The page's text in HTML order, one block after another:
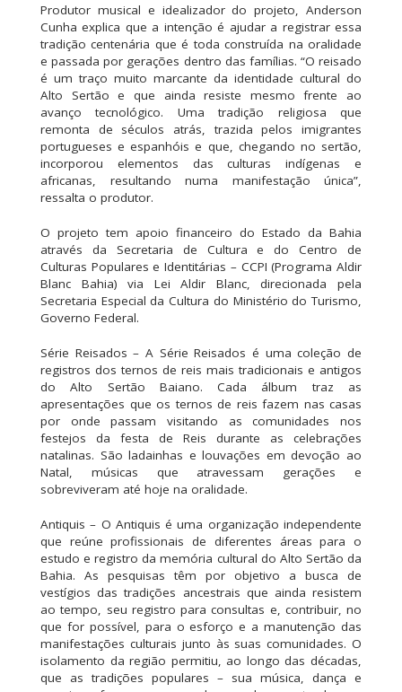
Produtor musical e idealizador do projeto, Anderson
Cunha explica que a intenção é ajudar a registrar essa
tradição centenária que é toda construída na oralidade
e passada por gerações dentro das famílias. “O reisado
é um traço muito marcante da identidade cultural do
Alto Sertão e que ainda resiste mesmo frente ao
avanço tecnológico. Uma tradição religiosa que
remonta de séculos atrás, trazida pelos imigrantes
portugueses e espanhóis e que, chegando no sertão,
incorporou elementos das culturas indígenas e
africanas, resultando numa manifestação única”,
ressalta o produtor.
O projeto tem apoio financeiro do Estado da Bahia
através da Secretaria de Cultura e do Centro de
Culturas Populares e Identitárias – CCPI (Programa Aldir
Blanc Bahia) via Lei Aldir Blanc, direcionada pela
Secretaria Especial da Cultura do Ministério do Turismo,
Governo Federal.
Série Reisados – A Série Reisados é uma coleção de
registros dos ternos de reis mais tradicionais e antigos
do Alto Sertão Baiano. Cada álbum traz as
apresentações que os ternos de reis fazem nas casas
por onde passam visitando as comunidades nos
festejos da festa de Reis durante as celebrações
natalinas. São ladainhas e louvações em devoção ao
Natal, músicas que atravessam gerações e
sobreviveram até hoje na oralidade.
Antiquis – O Antiquis é uma organização independente
que reúne profissionais de diferentes áreas para o
estudo e registro da memória cultural do Alto Sertão da
Bahia. As pesquisas têm por objetivo a busca de
vestígios das tradições ancestrais que ainda resistem
ao tempo, seu registro para consultas e, contribuir, no
que for possível, para o esforço e a manutenção das
manifestações culturais junto às suas comunidades. O
isolamento da região permitiu, ao longo das décadas,
que as tradições populares – sua música, dança e